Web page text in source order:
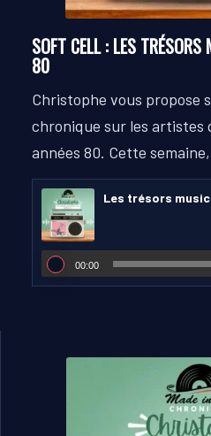
SOFT CELL : LES
80
Christophe vous propose
chronique sur les artistes
années 80. Cette
00:00